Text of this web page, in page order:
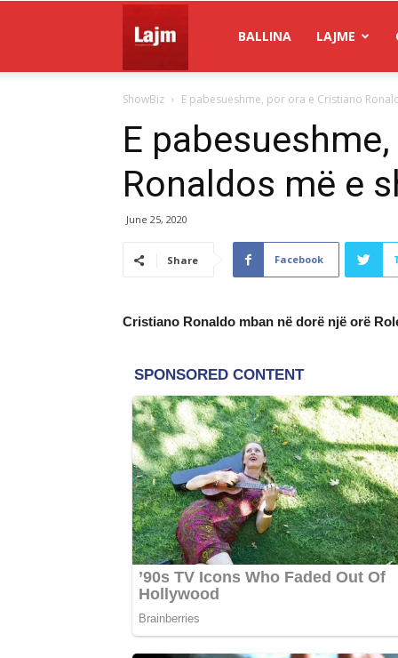
Lajm
BALLINA LAJME
ShowBiz E pabesueshme, por ora e Cristiano
E
Ronaldos më e
June 25, 2020
Share Facebook
Cristiano Ronaldo mban në dorë një orë